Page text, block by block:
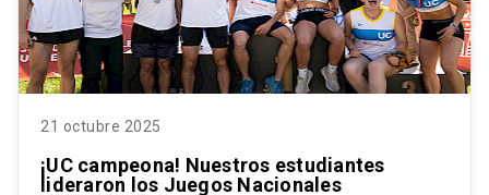
21 octubre 2025
¡UC campeona! Nuestros estudiantes
lideraron los Juegos Nacionales